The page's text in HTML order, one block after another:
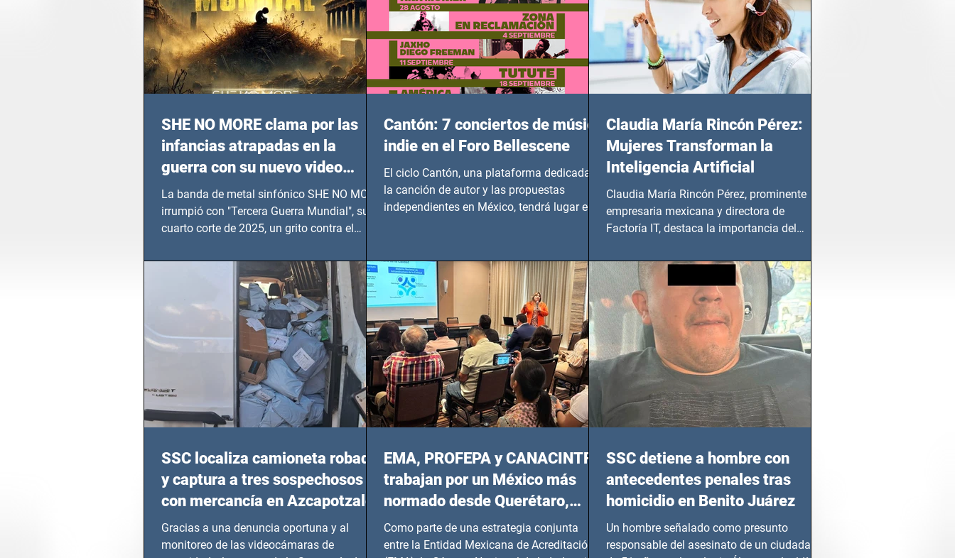
SHE NO MORE clama por las
infancias atrapadas en la
guerra con su nuevo video
TERCERA GUERRA MUNDIAL
La banda de metal sinfónico SHE NO MORE
irrumpió con "Tercera Guerra Mundial", su
cuarto corte de 2025, un grito contra el
en epicentros bélicos.
Cantón: 7 conciertos de música
indie en el Foro Bellescene
El ciclo Cantón, una plataforma dedicada a
la canción de autor y las propuestas
independientes en México, tendrá lugar en el
del 14 de agosto al 25 de septiembre, a las
20:00 horas.
Claudia María Rincón Pérez:
Mujeres Transforman la
Inteligencia Artificial
Claudia María Rincón Pérez, prominente
empresaria mexicana y directora de
Factoría IT, destaca la importancia del
SSC localiza camioneta robada
y captura a tres sospechosos
con mercancía en Azcapotzalco
Gracias a una denuncia oportuna y al
monitoreo de las videocámaras de
EMA, PROFEPA y CANACINTRA
trabajan por un México más
normado desde Querétaro,
Hidalgo y BCS
Como parte de una estrategia conjunta
entre la Entidad Mexicana de Acreditación
SSC detiene a hombre con
antecedentes penales tras
homicidio en Benito Juárez
Un hombre señalado como presunto
responsable del asesinato de un ciudadano